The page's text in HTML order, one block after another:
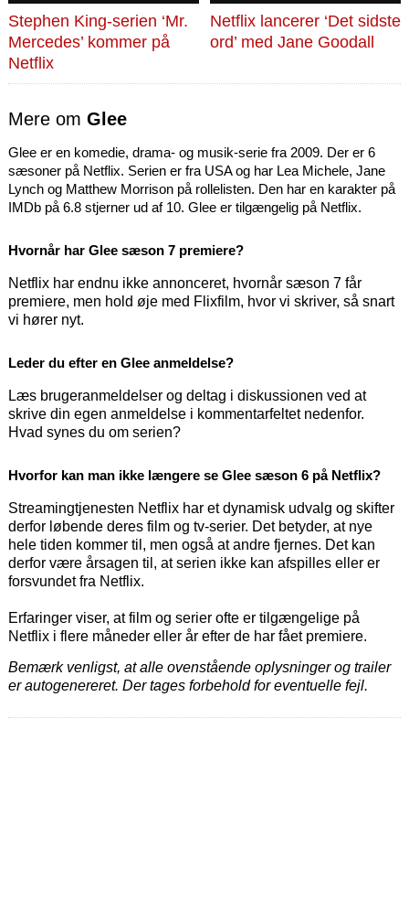
Stephen King-serien ‘Mr.
Mercedes’ kommer på
Netflix
Netflix lancerer ‘Det sidste
ord’ med Jane Goodall
Mere om Glee
Glee er en komedie, drama- og musik-serie fra 2009. Der er 6
sæsoner på Netflix. Serien er fra USA og har Lea Michele, Jane
Lynch og Matthew Morrison på rollelisten. Den har en karakter på
IMDb på 6.8 stjerner ud af 10. Glee er tilgængelig på Netflix.
Hvornår har Glee sæson 7 premiere?
Netflix har endnu ikke annonceret, hvornår sæson 7 får
premiere, men hold øje med Flixfilm, hvor vi skriver, så snart
vi hører nyt.
Leder du efter en Glee anmeldelse?
Læs brugeranmeldelser og deltag i diskussionen ved at
skrive din egen anmeldelse i kommentarfeltet nedenfor.
Hvad synes du om serien?
Hvorfor kan man ikke længere se Glee sæson 6 på Netflix?
Streamingtjenesten Netflix har et dynamisk udvalg og skifter
derfor løbende deres film og tv-serier. Det betyder, at nye
hele tiden kommer til, men også at andre fjernes. Det kan
derfor være årsagen til, at serien ikke kan afspilles eller er
forsvundet fra Netflix.
Erfaringer viser, at film og serier ofte er tilgængelige på
Netflix i flere måneder eller år efter de har fået premiere.
Bemærk venligst, at alle ovenstående oplysninger og trailer
er autogenereret. Der tages forbehold for eventuelle fejl.